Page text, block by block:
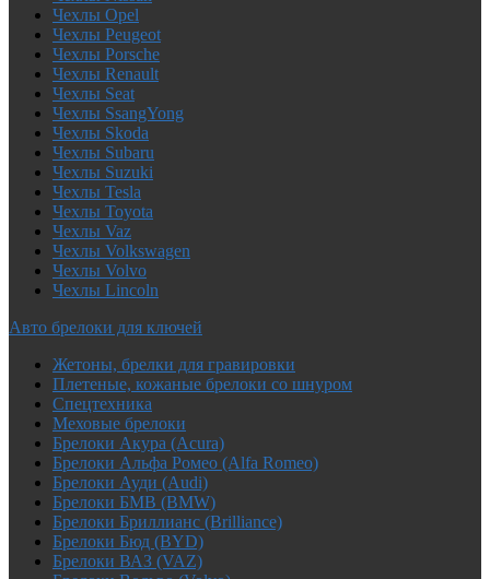
Чехлы Opel
Чехлы Peugeot
Чехлы Porsche
Чехлы Renault
Чехлы Seat
Чехлы SsangYong
Чехлы Skoda
Чехлы Subaru
Чехлы Suzuki
Чехлы Tesla
Чехлы Toyota
Чехлы Vaz
Чехлы Volkswagen
Чехлы Volvo
Чехлы Lincoln
Авто брелоки для ключей
Жетоны, брелки для гравировки
Плетеные, кожаные брелоки со шнуром
Спецтехника
Меховые брелоки
Брелоки Акура (Acura)
Брелоки Альфа Ромео (Alfa Romeo)
Брелоки Ауди (Audi)
Брелоки БМВ (BMW)
Брелоки Бриллианс (Brilliance)
Брелоки Бюд (BYD)
Брелоки ВАЗ (VAZ)